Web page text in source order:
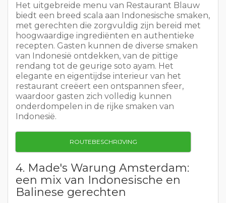
Het uitgebreide menu van Restaurant Blauw
biedt een breed scala aan Indonesische smaken,
met gerechten die zorgvuldig zijn bereid met
hoogwaardige ingrediënten en authentieke
recepten. Gasten kunnen de diverse smaken
van Indonesië ontdekken, van de pittige
rendang tot de geurige soto ayam. Het
elegante en eigentijdse interieur van het
restaurant creëert een ontspannen sfeer,
waardoor gasten zich volledig kunnen
onderdompelen in de rijke smaken van
Indonesië.
ROUTEBESCHRIJVING
4. Made's Warung Amsterdam:
een mix van Indonesische en
Balinese gerechten